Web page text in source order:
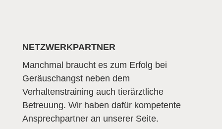
NETZWERKPARTNER
Manchmal braucht es zum Erfolg bei
Geräuschangst neben dem
Verhaltenstraining auch tierärztliche
Betreuung. Wir haben dafür kompetente
Ansprechpartner an unserer Seite.